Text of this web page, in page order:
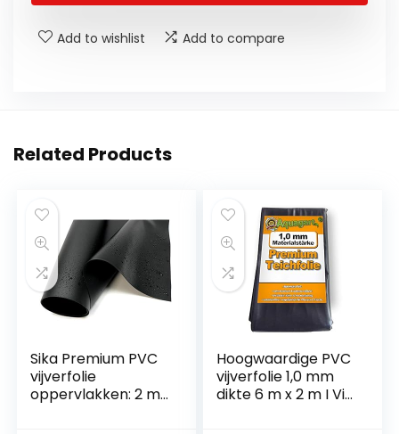
Add to wishlist Add to compare
Related Products
Sika Premium PVC
vijverfolie
oppervlakken: 2 m²
Hoogwaardige PVC
vijverfolie 1,0 mm
dikte 6 m x 2 m I Vis